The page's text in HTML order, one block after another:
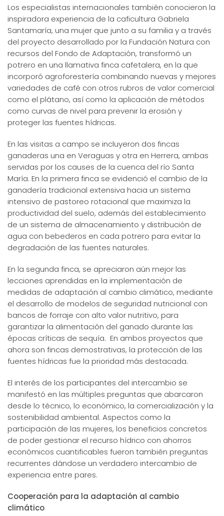
Los especialistas internacionales también conocieron la
inspiradora experiencia de la caficultura Gabriela
Santamaría, una mujer que junto a su familia y a través
del proyecto desarrollado por la Fundación Natura con
recursos del Fondo de Adaptación, transformó un
potrero en una llamativa finca cafetalera, en la que
incorporó agroforestería combinando nuevas y mejores
variedades de café con otros rubros de valor comercial
como el plátano, así como la aplicación de métodos
como curvas de nivel para prevenir la erosión y
proteger las fuentes hídricas.
En las visitas a campo se incluyeron dos fincas
ganaderas una en Veraguas y otra en Herrera, ambas
servidas por los causes de la cuenca del río Santa
María. En la primera finca se evidenció el cambio de la
ganadería tradicional extensiva hacia un sistema
intensivo de pastoreo rotacional que maximiza la
productividad del suelo, además del establecimiento
de un sistema de almacenamiento y distribución de
agua con bebederos en cada potrero para evitar la
degradación de las fuentes naturales.
En la segunda finca, se apreciaron aún mejor las
lecciones aprendidas en la implementación de
medidas de adaptación al cambio climático, mediante
el desarrollo de modelos de seguridad nutricional con
bancos de forraje con alto valor nutritivo, para
garantizar la alimentación del ganado durante las
épocas críticas de sequía. En ambos proyectos que
ahora son fincas demostrativas, la protección de las
fuentes hídricas fue la prioridad más destacada.
El interés de los participantes del intercambio se
manifestó en las múltiples preguntas que abarcaron
desde lo técnico, lo económico, la comercialización y la
sostenibilidad ambiental. Aspectos como la
participación de las mujeres, los beneficios concretos
de poder gestionar el recurso hídrico con ahorros
económicos cuantificables fueron también preguntas
recurrentes dándose un verdadero intercambio de
experiencia entre pares.
Cooperación para la adaptación al cambio
climático